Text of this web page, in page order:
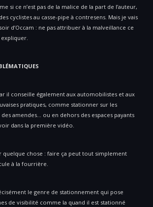
si ce n’est pas de la malice de la part de l’auteur,
cyclistes au casse-pipe à contresens. Mais je vais
d’Occam : ne pas attribuer à la malveillance ce
expliquer.
il conseille également aux automobilistes et aux
pratiques, comme stationner sur les
amendes… ou en dehors des espaces payants
dans la première vidéo.
quelque chose : faire ça peut tout simplement
à la fourrière.
le genre de stationnement qui pose
de visibilité comme la quand il est stationné